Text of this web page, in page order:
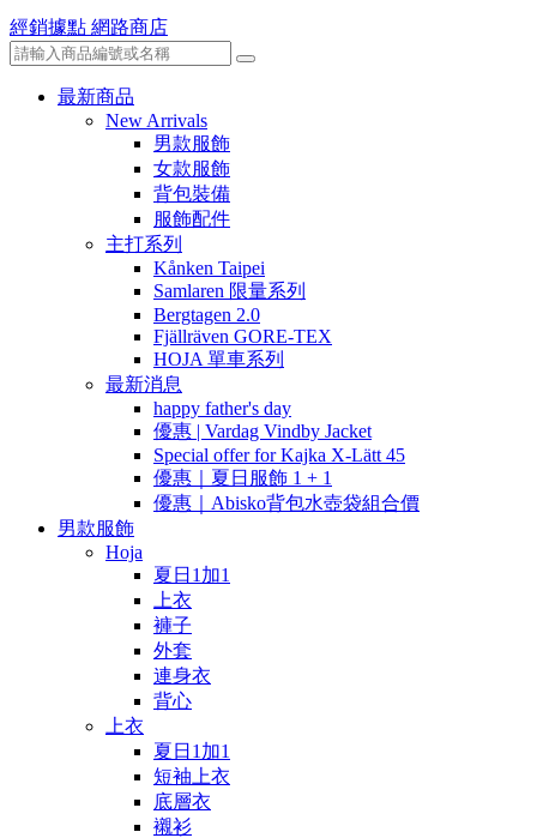
經銷據點 網路商店
最新商品
New Arrivals
男款服飾
女款服飾
背包裝備
服飾配件
主打系列
Kånken Taipei
Samlaren 限量系列
Bergtagen 2.0
Fjällräven GORE-TEX
HOJA 單車系列
最新消息
happy father's day
優惠 | Vardag Vindby Jacket
Special offer for Kajka X-Lätt 45
優惠｜夏日服飾 1 + 1
優惠｜Abisko背包水壺袋組合價
男款服飾
Hoja
夏日1加1
上衣
褲子
外套
連身衣
背心
上衣
夏日1加1
短袖上衣
底層衣
襯衫